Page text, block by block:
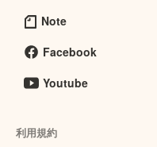
Note
Facebook
Youtube
利用規約